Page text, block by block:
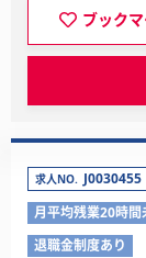
ブック
求人NO. J0030455
月平均残業20時間
退職金制度あり